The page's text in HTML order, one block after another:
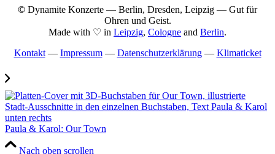
© Dynamite Konzerte — Berlin, Dresden, Leipzig — Gut für
Ohren und Geist.
Made with ♡ in Leipzig, Cologne and Berlin.
Kontakt— Impressum— Datenschutzerklärung— Klimaticket
Paula & Karol: Our Town
Nach oben scrollen